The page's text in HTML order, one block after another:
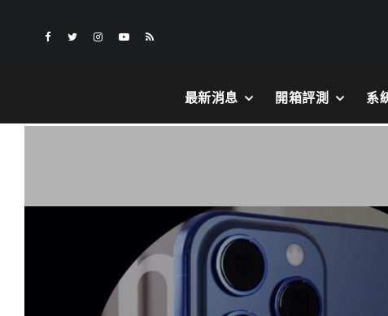
最新消息 開箱評測 系